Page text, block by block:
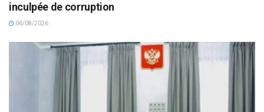
inculpée de corruption
06/08/2026